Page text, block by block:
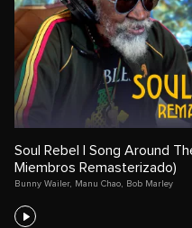
Soul Rebel | Song Around
Miembros Remasterizado)
Bunny Wailer, Manu Chao, Bob Marley